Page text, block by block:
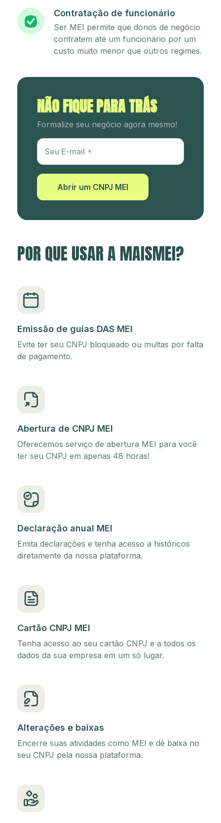
Contratação de funcionário
Ser MEI permite que donos de negócio
contratem até um funcionário por um
custo muito menor que outros regimes.
NÃO FIQUE PARA TRÁS
Formalize seu negócio agora mesmo!
Utm Content
Seu E-mail
Abrir um CNPJ MEI
POR QUE USAR A MAISMEI?
Emissão de guias DAS MEI
Evite ter seu CNPJ bloqueado ou multas por falta
de pagamento.
Abertura de CNPJ MEI
Oferecemos serviço de abertura MEI para você
ter seu CNPJ em apenas 48 horas!
Declaração anual MEI
Emita declarações e tenha acesso a históricos
diretamente da nossa plataforma.
Cartão CNPJ MEI
Tenha acesso ao seu cartão CNPJ e a todos os
dados da sua empresa em um só lugar.
Alterações e baixas
Encerre suas atividades como MEI e dê baixa no
seu CNPJ pela nossa plataforma.